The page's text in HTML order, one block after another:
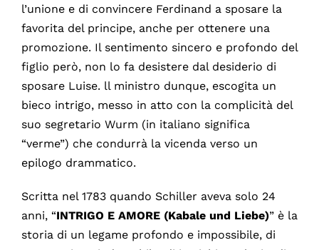
l’unione e di convincere Ferdinand a sposare la
favorita del principe, anche per ottenere una
promozione. Il sentimento sincero e profondo del
figlio però, non lo fa desistere dal desiderio di
sposare Luise. ll ministro dunque, escogita un
bieco intrigo, messo in atto con la complicità del
suo segretario Wurm (in italiano significa
“verme”) che condurrà la vicenda verso un
epilogo drammatico.
Scritta nel 1783 quando Schiller aveva solo 24
anni, “INTRIGO E AMORE (Kabale und Liebe)” è la
storia di un legame profondo e impossibile, di